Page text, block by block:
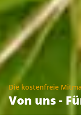
Die kostenfreie
Von uns -